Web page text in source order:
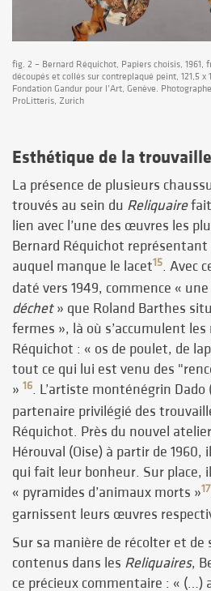
fig. 2 – Bernard Réquichot, Papiers choisis,
découpés et collés sur contreplaqué peint, 121,5
Fondation Gandur pour l’Art, Genève.
ProLitteris, Zurich
Esthétique de la trouvaille
La présence de plusieurs
trouvés au sein du Reliquairefait
lien avec l’une des œuvres les
Bernard Réquichot
auquel manque le lacet15. Avec
daté vers 1949, commence «
déchet» que Roland Barthes
fermes », là où s’accumulent
Réquichot : « os de poulet, de
tout ce qui lui est venu des
» 16. L’artiste monténégrin Dado
partenaire privilégié des
Réquichot. Près du nouvel
Hérouval (Oise) à partir de 1960,
qui fait leur bonheur. Sur place,
« pyramides d’animaux morts »17
garnissent leurs œuvres
Sur sa manière de récolter et de
contenus dans les Reliquaires,
ce précieux commentaire : « (…)